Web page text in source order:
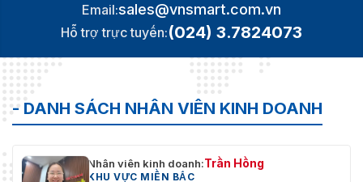
Email:sales@vnsmart.com.vn
Hỗ trợ trực tuyến:(024) 3.7824073
- DANH SÁCH NHÂN VIÊN KINH DOANH
Nhân viên kinh doanh:Trần Hồng
KHU VỰC MIỀN BẮC